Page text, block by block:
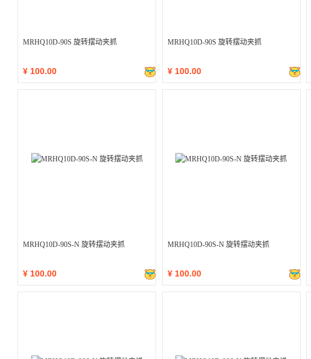
MRHQ10D-90S 旋转摆动夹抓
¥ 100.00
MRHQ10D-90S 旋转摆动夹抓
¥ 100.00
MRHQ10D-90S-N 旋转摆动夹抓
¥ 100.00
MRHQ10D-90S-N 旋转摆动夹抓
¥ 100.00